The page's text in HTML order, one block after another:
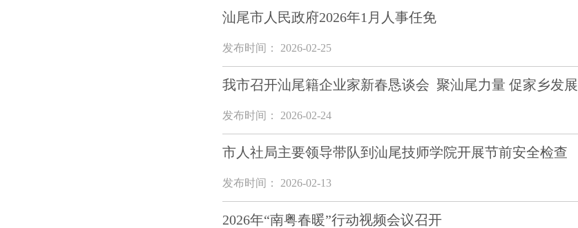
汕尾市人民政府2026年1月人事任免
发布时间： 2026-02-25
我市召开汕尾籍企业家新春恳谈会 聚汕尾力量 促家乡发展
发布时间： 2026-02-24
市人社局主要领导带队到汕尾技师学院开展节前安全检查
发布时间： 2026-02-13
2026年“南粤春暖”行动视频会议召开